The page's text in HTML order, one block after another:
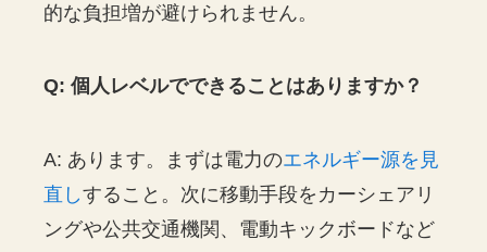
的な負担増が避けられません。
Q: 個人レベルでできることはありますか？
A: あります。まずは電力のエネルギー源を見
直しすること。次に移動手段をカーシェアリ
ングや公共交通機関、電動キックボードなど